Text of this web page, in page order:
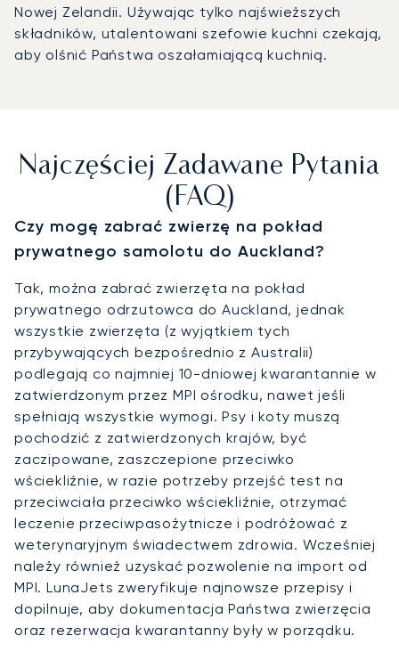
Nowej Zelandii. Używając tylko najświeższych
składników, utalentowani szefowie kuchni czekają,
aby olśnić Państwa oszałamiającą kuchnią.
Najczęściej Zadawane Pytania
(FAQ)
Czy mogę zabrać zwierzę na pokład
prywatnego samolotu do Auckland?
Tak, można zabrać zwierzęta na pokład
prywatnego odrzutowca do Auckland, jednak
wszystkie zwierzęta (z wyjątkiem tych
przybywających bezpośrednio z Australii)
podlegają co najmniej 10-dniowej kwarantannie w
zatwierdzonym przez MPI ośrodku, nawet jeśli
spełniają wszystkie wymogi. Psy i koty muszą
pochodzić z zatwierdzonych krajów, być
zaczipowane, zaszczepione przeciwko
wściekliźnie, w razie potrzeby przejść test na
przeciwciała przeciwko wściekliźnie, otrzymać
leczenie przeciwpasożytnicze i podróżować z
weterynaryjnym świadectwem zdrowia. Wcześniej
należy również uzyskać pozwolenie na import od
MPI. LunaJets zweryfikuje najnowsze przepisy i
dopilnuje, aby dokumentacja Państwa zwierzęcia
oraz rezerwacja kwarantanny były w porządku.